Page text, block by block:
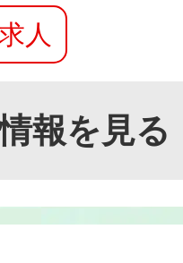
人
報を見る